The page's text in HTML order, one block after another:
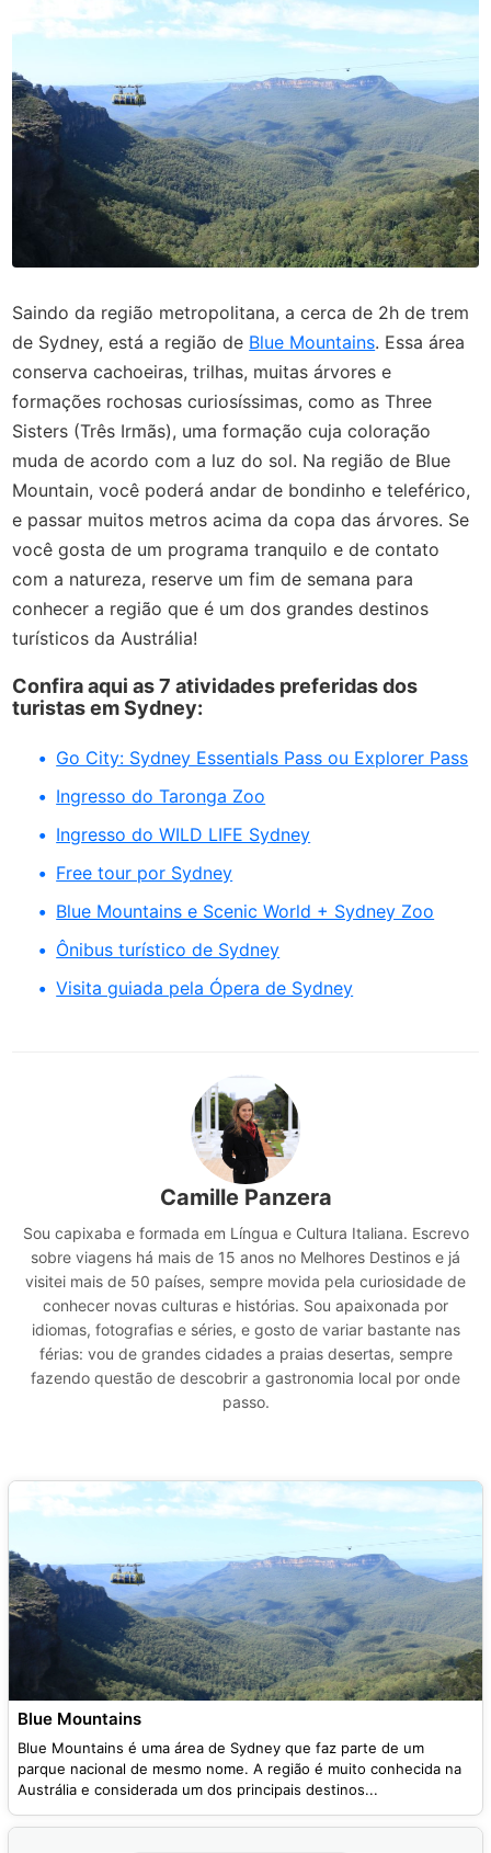
Saindo da região metropolitana, a cerca de 2h de trem
de Sydney, está a região de Blue Mountains. Essa área
conserva cachoeiras, trilhas, muitas árvores e
formações rochosas curiosíssimas, como as Three
Sisters (Três Irmãs), uma formação cuja coloração
muda de acordo com a luz do sol. Na região de Blue
Mountain, você poderá andar de bondinho e teleférico,
e passar muitos metros acima da copa das árvores. Se
você gosta de um programa tranquilo e de contato
com a natureza, reserve um fim de semana para
conhecer a região que é um dos grandes destinos
turísticos da Austrália!
Confira aqui as 7 atividades preferidas dos
turistas em Sydney:
Go City: Sydney Essentials Pass ou Explorer Pass
Ingresso do Taronga Zoo
Ingresso do WILD LIFE Sydney
Free tour por Sydney
Blue Mountains e Scenic World + Sydney Zoo
Ônibus turístico de Sydney
Visita guiada pela Ópera de Sydney
Camille Panzera
Sou capixaba e formada em Língua e Cultura Italiana. Escrevo
sobre viagens há mais de 15 anos no Melhores Destinos e já
visitei mais de 50 países, sempre movida pela curiosidade de
conhecer novas culturas e histórias. Sou apaixonada por
idiomas, fotografias e séries, e gosto de variar bastante nas
férias: vou de grandes cidades a praias desertas, sempre
fazendo questão de descobrir a gastronomia local por onde
passo.
Blue Mountains
Blue Mountains é uma área de Sydney que faz parte de um
parque nacional de mesmo nome. A região é muito conhecida na
Austrália e considerada um dos principais destinos...